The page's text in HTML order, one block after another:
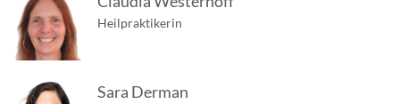
Heilpraktikerin
Sara Derman